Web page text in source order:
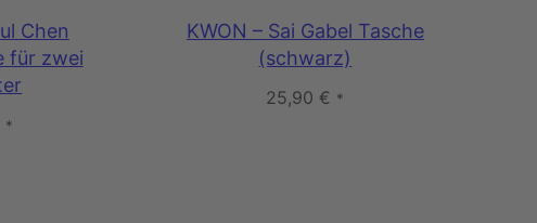
Chen
für zwei
*
KWON – Sai Gabel Tasche
(schwarz)
25,90€ *